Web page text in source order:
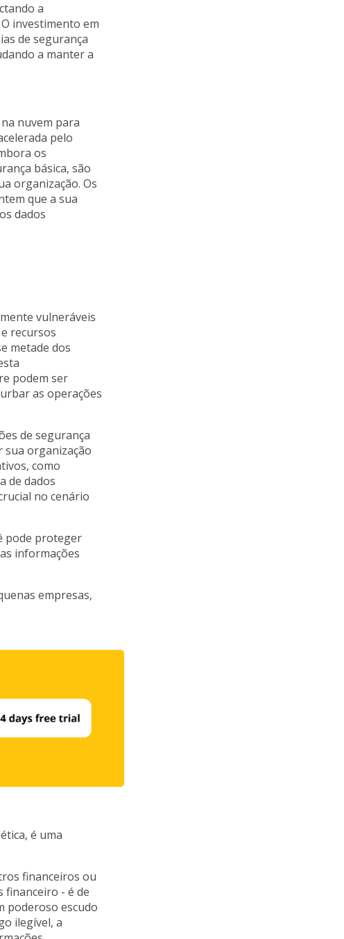
a
investimento em
de segurança
a manter a
nuvem para
pelo
os
básica, são
organização. Os
que a sua
dados
vulneráveis
recursos
metade dos
podem ser
as operações
de segurança
sua organização
como
de dados
no cenário
pode proteger
informações
empresas,
é uma
financeiros ou
financeiro - é de
poderoso escudo
ilegível, a